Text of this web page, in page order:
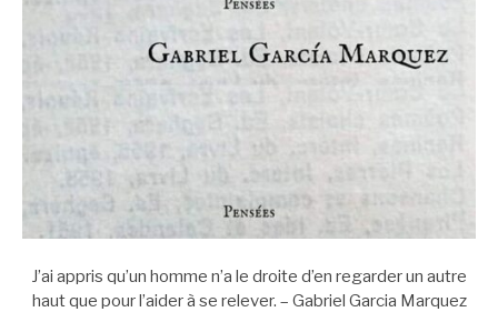
J’ai appris qu’un homme n’a le droite d’en regarder un autre
haut que pour l’aider à se relever. – Gabriel Garcia Marquez